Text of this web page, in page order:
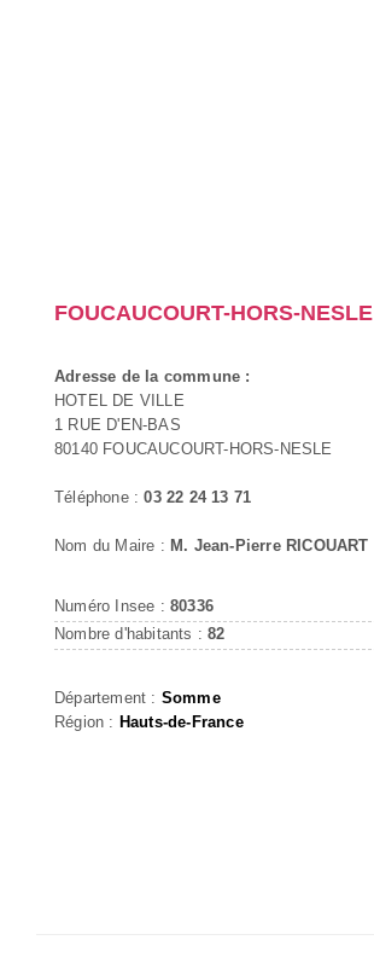
FOUCAUCOURT-HORS-NESLE
Adresse de la commune :
HOTEL DE VILLE
1 RUE D'EN-BAS
80140 FOUCAUCOURT-HORS-NESLE
Téléphone :03 22 24 13 71
Nom du Maire : M. Jean-Pierre RICOUART
Numéro Insee : 80336
Nombre d'habitants :82
Département : Somme
Région : Hauts-de-France